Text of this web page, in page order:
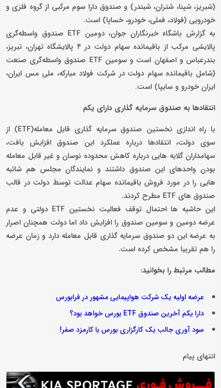
(شبریز، شپنا، شتران، شبندر) و صندوق دارا سوم مرکبی از گروه فلزی و
خودرویی (فولاد، فملی، خودرو، خساپا) است.
به گزارش باشگاه خبرنگاران جوان، دومین ETF صندوق واسطه‌گری
پالایشی مرکب از باقیمانده سهام دولت در ۴ پالایشگاه تهران، تبریز،
بندرعباس و اصفهان است و سومین ETF صندوق واسطه‌گری صنعت
(شامل باقیمانده سهام دولت در شرکت فولاد مبارکه، ملی مس ایران،
ایران خودرو و سایپا) است.
انتقادها به صندوق سرمایه گذاری دارای یکم
با راه اندازی نخستین صندوق سرمایه گذاری قابل معامله(ETF) از
سوی دولت، انتقادها درباره عملکرد این صندوق افزایش یافت،
سهامداران گلایه هایی درباره کاهش محدوده نوسان و غیر قابل معامله
بودن واحدهای این صندوق داشتند و نمایندگان مجلس هم شائبه
هایی را در مورد فروش باقیمانده سهام عدالت توسط دولت در قالب
صندوق های ETF مطرح کردند.
این حاشیه ها احتمال توقف فعالیت نخستین ETF دولتی و عدم
عرضه دومین و سومین صندوق را افزایش داد اما دولت همچنان اصرار
به عرضه این دو صندوق سرمایه گذاری قابل معامله دارد و زمان عرضه
را هم تقریبا مشخص کرده است.
مطالب مرتبط را بخوانید:
عرضه اولیه یک شرکت هواپیمایی مشهور در فرابورس
دارا یکم آخرین صندوق ETF بورس خواهد بود؟
سود آوری جالب یک کارگزاری بورس با کارمزد صفر!
انتهای پیام